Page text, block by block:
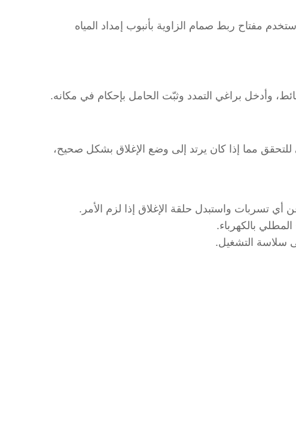
مفتاح ربط صمام الزاوية بأنبوب إمداد المياه
وأدخل براغي التمدد وثبّت الحامل بإحكام في مكانه.
للتحقق مما إذا كان يرتد إلى وضع الإغلاق بشكل صحيح،
تسربات واستبدل حلقة الإغلاق إذا لزم الأمر.
بالكهرباء.
سلاسة التشغيل.